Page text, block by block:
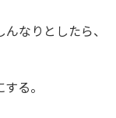
なりとしたら、
る。